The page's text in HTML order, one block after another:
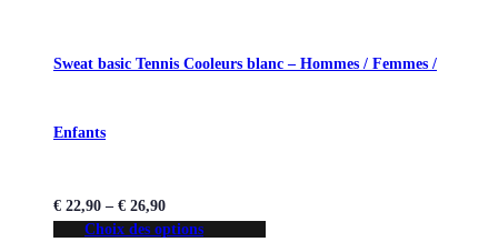
Sweat basic Tennis Cooleurs blanc – Hommes / Femmes /
Enfants
€ 22,90 – € 26,90
Choix des options